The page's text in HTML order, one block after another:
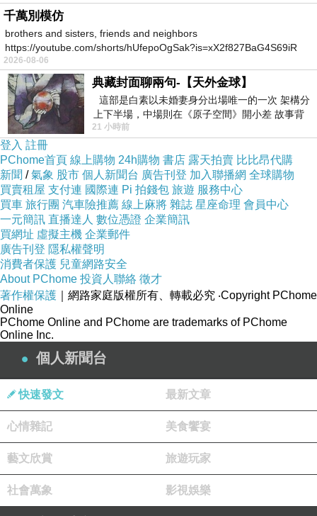
千萬別模仿
brothers and sisters, friends and neighbors
https://youtube.com/shorts/hUfepoOgSak?is=xX2f827BaG4S69iR
https
2026-08-06
典藏封面聊兩句-【天外金球】
這部是白素以未婚妻身分出場唯一的一次 架構分
上下半場，中場則在《原子空間》開小差 故事背
景影射西藏境外流亡 地下組織
21 小時前
登入 註冊
PChome首頁 線上購物 24h購物 書店 露天拍賣 比比昂代購
新聞 /氣象 股市 個人新聞台 廣告刊登 加入聯播網 全球購物
買賣租屋 支付連 國際連 Pi 拍錢包 旅遊 服務中心
買車 旅行團 汽車險推薦 線上麻將 雜誌 星座命理 會員中心
一元簡訊 直播達人 數位憑證 企業簡訊
買網址 虛擬主機 企業郵件
廣告刊登 隱私權聲明
消費者保護 兒童網路安全
About PChome 投資人聯絡 徵才
著作權保護 ｜網路家庭版權所有、轉載必究 ‧Copyright PChome
Online
PChome Online and PChome are trademarks of PChome
Online Inc.
個人新聞台
快速發文 最新文章
心情雜記 美食饗宴
藝文欣賞 旅遊玩家
社會萬象 影視娛樂